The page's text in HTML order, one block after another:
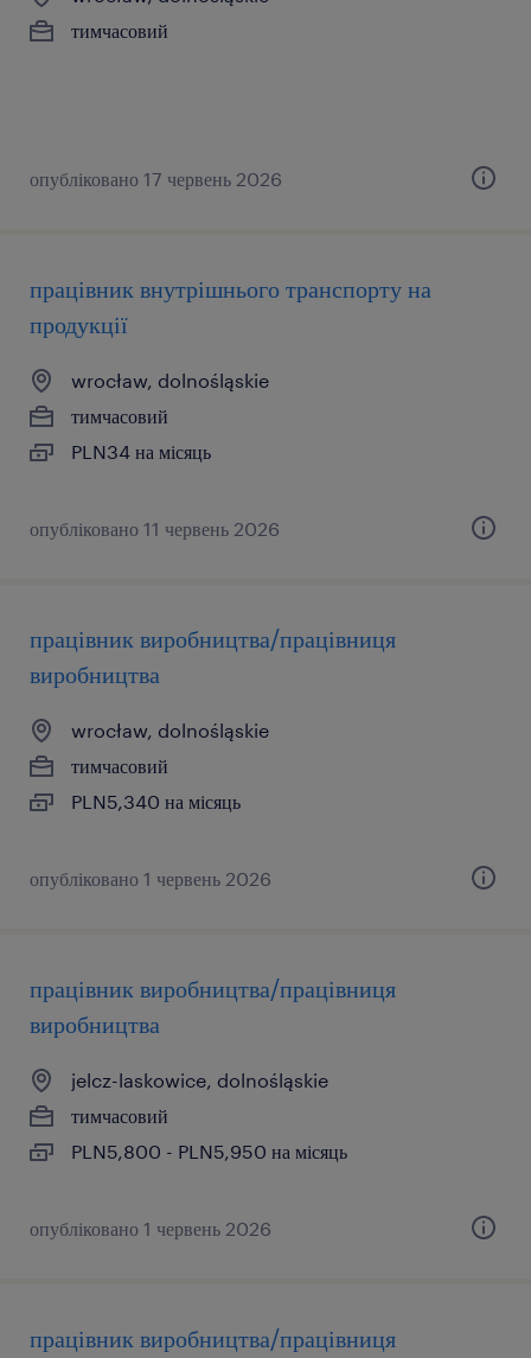
тимчасовий
опубліковано 17 червень 2026
працівник внутрішнього транспорту на
продукції
wrocław, dolnośląskie
тимчасовий
PLN34 на місяць
опубліковано 11 червень 2026
працівник виробництва/працівниця
виробництва
wrocław, dolnośląskie
тимчасовий
PLN5,340 на місяць
опубліковано 1 червень 2026
працівник виробництва/працівниця
виробництва
jelcz-laskowice, dolnośląskie
тимчасовий
PLN5,800 - PLN5,950 на місяць
опубліковано 1 червень 2026
працівник виробництва/працівниця